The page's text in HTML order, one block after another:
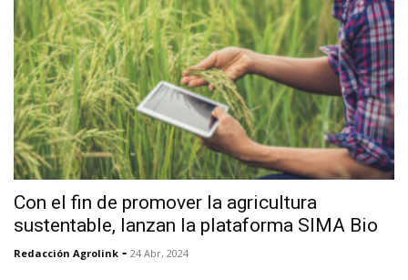
Con el fin de promover la agricultura
sustentable, lanzan la plataforma SIMA Bio
Redacción Agrolink - 24 Abr, 2024